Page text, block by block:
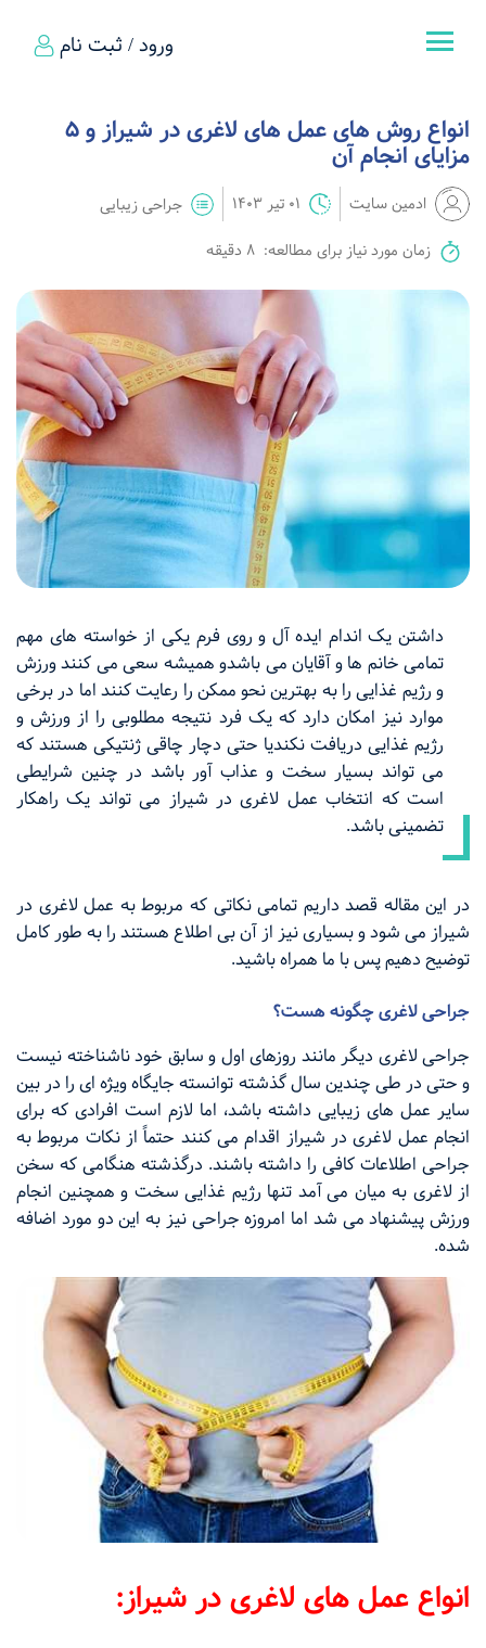
ورود / ثبت نام
انواع روش های عمل های لاغری در شیراز و 5
مزایای انجام آن
ادمین سایت 01 تیر 1403
جراحی زیبایی
زمان مورد نیاز برای مطالعه: 8 دقیقه
داشتن یک اندام ایده آل و روی فرم یکی از خواسته ‌های مهم
تمامی خانم ها و آقایان می باشدو همیشه سعی می کنند ورزش
و رژیم غذایی را به بهترین نحو ممکن را رعایت کنند اما در برخی
موارد نیز امکان دارد که یک فرد نتیجه مطلوبی را از ورزش و
رژیم غذایی دریافت نکندیا حتی دچار چاقی ژنتیکی هستند که
می‌ تواند بسیار سخت و عذاب آور باشد در چنین شرایطی
است که انتخاب عمل لاغری در شیراز می ‌تواند یک راهکار
تضمینی باشد.
در این مقاله قصد داریم تمامی نکاتی که مربوط به عمل لاغری در
شیراز می ‌شود و بسیاری نیز از آن بی اطلاع هستند را به طور کامل
توضیح دهیم پس با ما همراه باشید.
جراحی لاغری چگونه هست؟
جراحی لاغری دیگر مانند روزهای اول و سابق خود ناشناخته نیست
و حتی در طی چندین سال گذشته توانسته جایگاه ویژه ‌ای را در بین
سایر عمل های زیبایی داشته باشد، اما لازم است افرادی که برای
انجام عمل لاغری در شیراز اقدام می کنند حتماً از نکات مربوط به
جراحی اطلاعات کافی را داشته باشند. درگذشته هنگامی که سخن
از لاغری به میان می ‌آمد تنها رژیم غذایی سخت و همچنین انجام
ورزش پیشنهاد می ‌شد اما امروزه جراحی نیز به این دو مورد اضافه
شده.
انواع عمل های لاغری در شیراز: